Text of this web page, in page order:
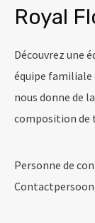
Royal
Découvrez une
équipe familiale
nous donne de
composition de
Personne de
Contactpersoon